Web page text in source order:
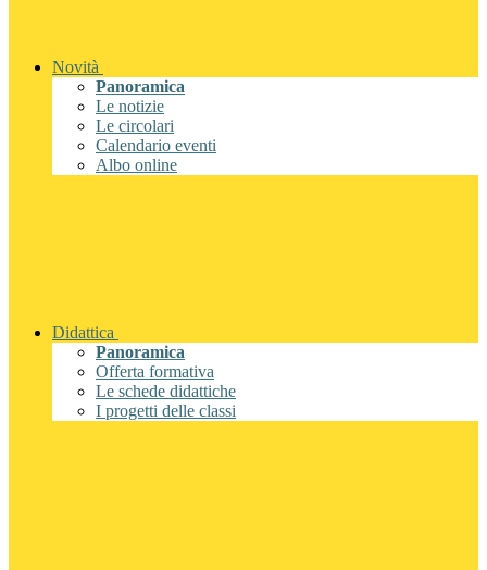
Novità
Panoramica
Le notizie
Le circolari
Calendario eventi
Albo online
Didattica
Panoramica
Offerta formativa
Le schede didattiche
I progetti delle classi